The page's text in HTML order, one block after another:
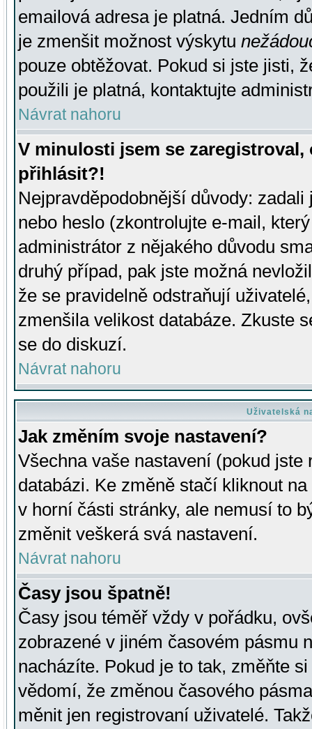
emailová adresa je platná. Jedním
je zmenšit možnost výskytu
pouze obtěžovat. Pokud si jste jisti,
použili je platná, kontaktujte
Návrat nahoru
V minulosti jsem se
přihlásit?!
Nejpravděpodobnější důvody:
nebo heslo (zkontrolujte e-mail,
administrátor z nějakého důvodu
druhý případ, pak jste možná
že se pravidelně odstraňují
zmenšila velikost databáze. Zkuste
se do diskuzí.
Návrat nahoru
Uživatelská
Jak změním svoje nastavení?
Všechna vaše nastavení (pokud
databázi. Ke změně stačí kliknout
v horní části stránky, ale nemusí to
změnit veškerá svá nastavení.
Návrat nahoru
Časy jsou špatně!
Časy jsou téměř vždy v pořádku,
zobrazené v jiném časovém pásmu
nacházíte. Pokud je to tak, změňte
vědomí, že změnou časového
měnit jen registrovaní uživatelé.